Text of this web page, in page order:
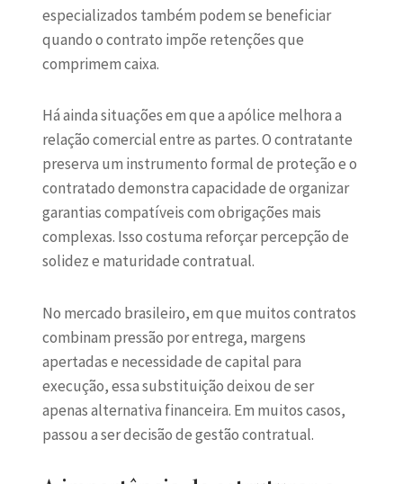
especializados também podem se beneficiar
quando o contrato impõe retenções que
comprimem caixa.
Há ainda situações em que a apólice melhora a
relação comercial entre as partes. O contratante
preserva um instrumento formal de proteção e o
contratado demonstra capacidade de organizar
garantias compatíveis com obrigações mais
complexas. Isso costuma reforçar percepção de
solidez e maturidade contratual.
No mercado brasileiro, em que muitos contratos
combinam pressão por entrega, margens
apertadas e necessidade decapital para
execução, essa substituição deixou de ser
apenas alternativa financeira. Em muitos casos,
passou a ser decisão de gestão contratual.